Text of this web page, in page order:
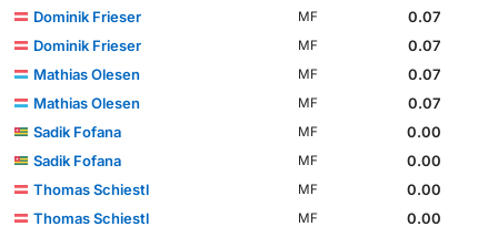
Dominik Frieser
MF
0.07
Dominik Frieser
MF
0.07
Mathias Olesen
MF
0.07
Mathias Olesen
MF
0.07
Sadik Fofana
MF
0.00
Sadik Fofana
MF
0.00
Thomas Schiestl
MF
0.00
Thomas Schiestl
MF
0.00